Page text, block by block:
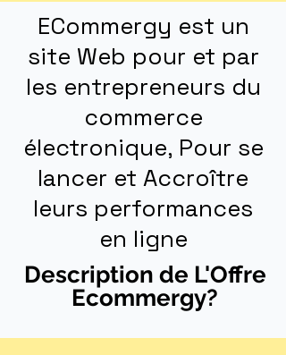
ECommergy est un
site Web pour et par
les entrepreneurs du
commerce
électronique, Pour se
lancer et Accroître
leurs performances
en ligne
Description de L'Offre
Ecommergy?